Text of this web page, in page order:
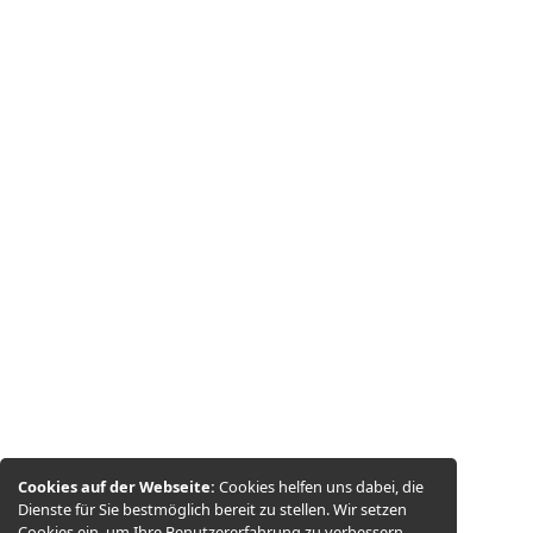
Cookies auf der Webseite:Cookies helfen uns dabei, die
Dienste für Sie bestmöglich bereit zu stellen. Wir setzen